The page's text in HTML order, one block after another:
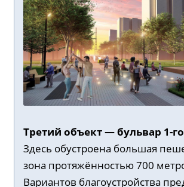
Третий объект — бульвар 1-
Здесь обустроена большая
зона протяжённостью 700
Вариантов благоустройства